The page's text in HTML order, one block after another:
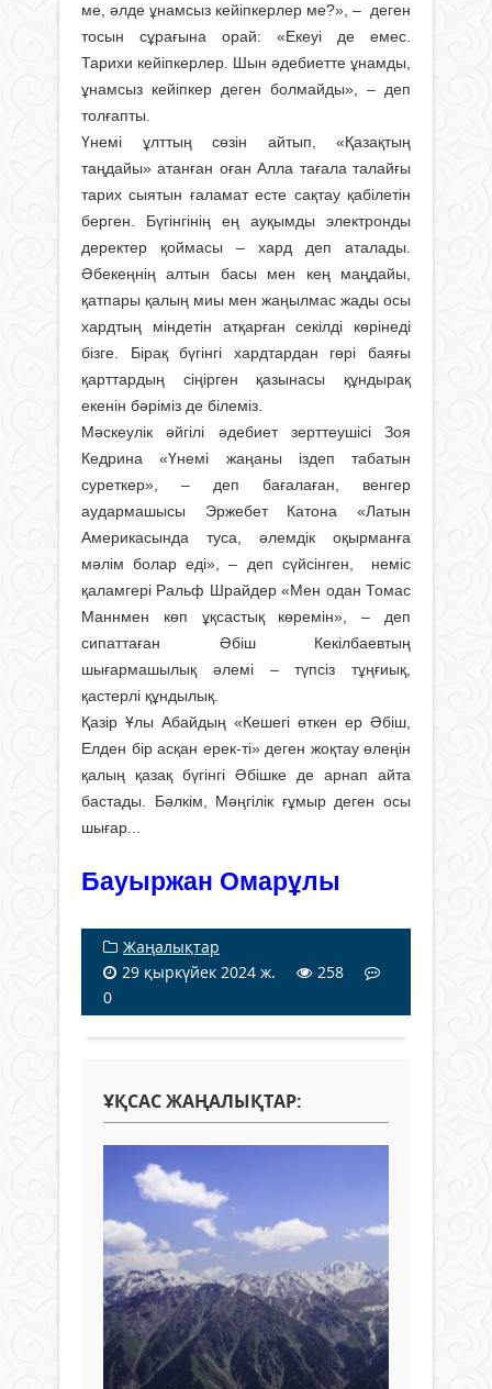
ме, әлде ұнамсыз кейіпкерлер ме?», – деген
тосын сұрағына орай: «Екеуі де емес.
Тарихи кейіпкерлер. Шын әдебиетте ұнамды,
ұнамсыз кейіпкер деген болмайды», – деп
толғапты.
Үнемі ұлттың сөзін айтып, «Қазақтың
таңдайы» атанған оған Алла тағала талайғы
тарих сыятын ғаламат есте сақтау қабілетін
берген. Бүгінгінің ең ауқымды электронды
деректер қоймасы – хард деп аталады.
Әбекеңнің алтын басы мен кең маңдайы,
қатпары қалың миы мен жаңылмас жады осы
хардтың міндетін атқарған секілді көрінеді
бізге. Бірақ бүгінгі хардтардан гөрі баяғы
қарттардың сіңірген қазынасы құндырақ
екенін бәріміз де білеміз.
Мәскеулік әйгілі әдебиет зерттеушісі Зоя
Кедрина «Үнемі жаңаны іздеп табатын
суреткер», – деп бағалаған, венгер
аудармашысы Эржебет Катона «Латын
Америкасында туса, әлемдік оқырманға
мәлім болар еді», – деп сүйсінген, неміс
қаламгері Ральф Шрайдер «Мен одан Томас
Маннмен көп ұқсастық көремін», – деп
сипаттаған Әбіш Кекілбаевтың
шығармашылық әлемі – түпсіз тұңғиық,
қастерлі құндылық.
Қазір Ұлы Абайдың «Кешегі өткен ер Әбіш,
Елден бір асқан ерек-ті» деген жоқтау өлеңін
қалың қазақ бүгінгі Әбішке де арнап айта
бастады. Бәлкім, Мәңгілік ғұмыр деген осы
шығар...
Бауыржан Омарұлы
Жаңалықтар
29 қыркүйек 2024 ж.
258
0
ҰҚСАС ЖАҢАЛЫҚТАР: